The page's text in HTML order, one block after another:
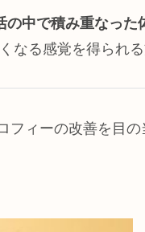
の中で積み重なった
る感覚を得られる
ィーの改善を目の